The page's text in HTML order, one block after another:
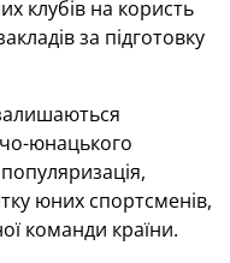
клубів на користь
за підготовку
юнацького
юних спортсменів,
команди країни.